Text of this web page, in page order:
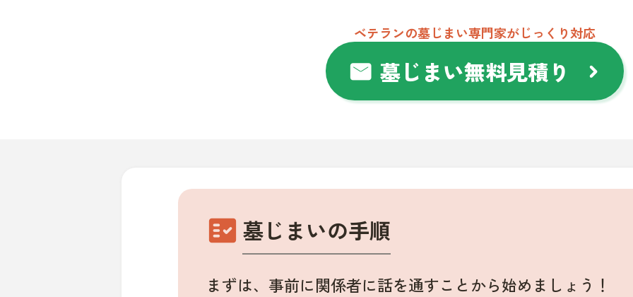
ベテランの墓じまい専門家がじっくり対応
mail 墓じまい無料見積り chevron_right
fact_check 墓じまいの手順
まずは、事前に関係者に話を通すことから始めましょう！